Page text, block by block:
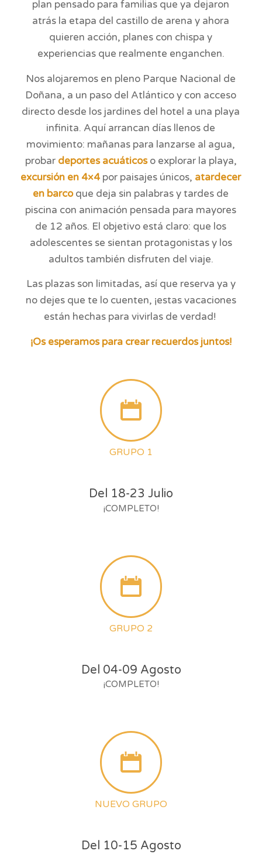
plan pensado para familias que ya dejaron
atrás la etapa del castillo de arena y ahora
quieren acción, planes con chispa y
experiencias que realmente enganchen.
Nos alojaremos en pleno Parque Nacional de
Doñana, a un paso del Atlántico y con acceso
directo desde los jardines del hotel a una playa
infinita. Aquí arrancan días llenos de
movimiento: mañanas para lanzarse al agua,
probar deportes acuáticoso explorar la playa,
excursión en 4×4por paisajes únicos, atardecer
en barcoque deja sin palabras y tardes de
piscina con animación pensada para mayores
de 12 años. El objetivo está claro: que los
adolescentes se sientan protagonistas y los
adultos también disfruten del viaje.
Las plazas son limitadas, así que reserva ya y
no dejes que te lo cuenten, ¡estas vacaciones
están hechas para vivirlas de verdad!
¡Os esperamos para crear recuerdos juntos!
GRUPO 1
Del 18-23 Julio
¡COMPLETO!
GRUPO 2
Del 04-09 Agosto
¡COMPLETO!
NUEVO GRUPO
Del 10-15 Agosto